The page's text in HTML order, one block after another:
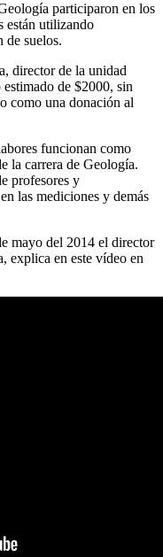
participaron en los
están utilizando
de suelos.
director de la unidad
estimado de $2000, sin
como una donación al
funcionan como
la carrera de Geología.
profesores y
las mediciones y demás
mayo del 2014 el director
explica en este vídeo en